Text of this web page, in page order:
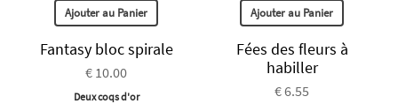
Ajouter au Panier
Fantasy bloc spirale
€ 10.00
Deux coqs d'or
Ajouter au Panier
Fées des fleurs à
habiller
€ 6.55